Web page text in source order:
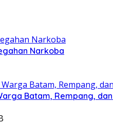
Narkoba
Batam, Rempang,